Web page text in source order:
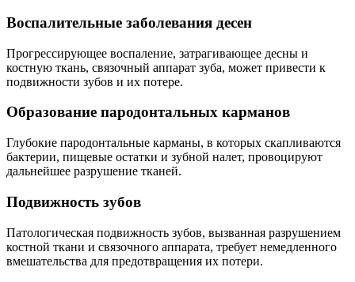
Воспалительные заболевания десен
Прогрессирующее воспаление, затрагивающее десны и
костную ткань, связочный аппарат зуба, может привести к
подвижности зубов и их потере.
Образование пародонтальных карманов
Глубокие пародонтальные карманы, в которых скапливаются
бактерии, пищевые остатки и зубной налет, провоцируют
дальнейшее разрушение тканей.
Подвижность зубов
Патологическая подвижность зубов, вызванная разрушением
костной ткани и связочного аппарата, требует немедленного
вмешательства для предотвращения их потери.